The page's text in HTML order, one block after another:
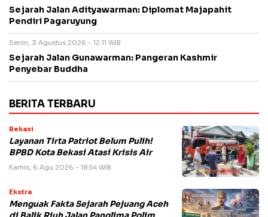
Sejarah Jalan Adityawarman: Diplomat Majapahit
Pendiri Pagaruyung
Senin, 3 Agustus 2026 - 12:11 WIB
Sejarah Jalan Gunawarman: Pangeran Kashmir
Penyebar Buddha
BERITA TERBARU
Bekasi
Layanan Tirta Patriot Belum Pulih!
BPBD Kota Bekasi Atasi Krisis Air
Kamis, 6 Agu 2026 - 18:54 WIB
Ekstra
Menguak Fakta Sejarah Pejuang Aceh